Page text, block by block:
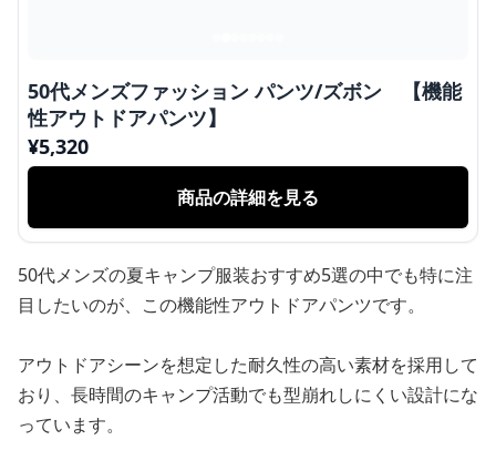
50代メンズファッション パンツ/ズボン 【機能
性アウトドアパンツ】
¥5,320
商品の詳細を見る
50代メンズの夏キャンプ服装おすすめ5選の中でも特に注
目したいのが、この機能性アウトドアパンツです。
アウトドアシーンを想定した耐久性の高い素材を採用して
おり、長時間のキャンプ活動でも型崩れしにくい設計にな
っています。